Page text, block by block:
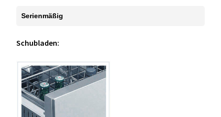
Serienmäßig
Schubladen: